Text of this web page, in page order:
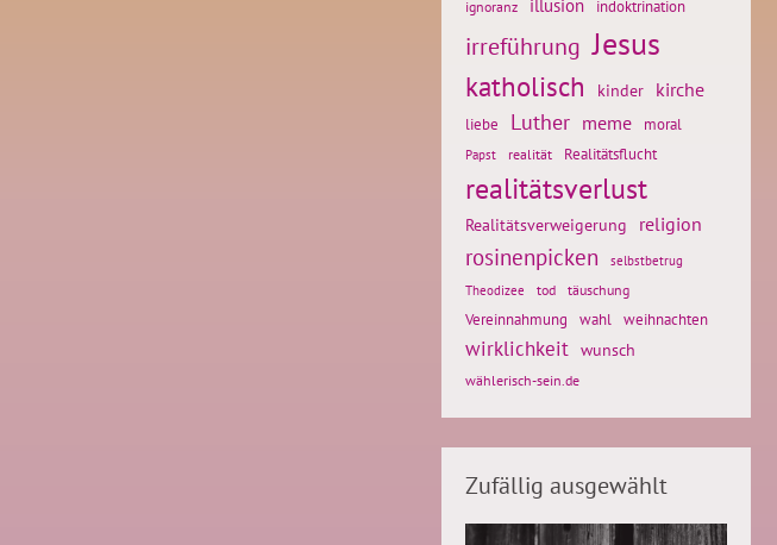
ignoranz
illusion indoktrination
irreführung Jesus
katholisch kinder kirche
liebe Luther meme moral
Papst realität Realitätsflucht
realitätsverlust
Realitätsverweigerung religion
rosinenpicken
selbstbetrug
Theodizee
tod täuschung
Vereinnahmung wahl weihnachten
wirklichkeit wunsch
wählerisch-sein.de
Zufällig ausgewählt